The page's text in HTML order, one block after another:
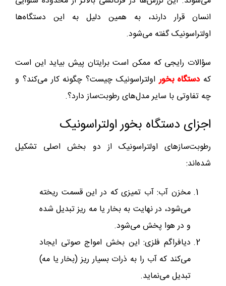
انسان قرار دارند، به همین دلیل به این دستگاه‌ها
اولتراسونیک گفته می‌شود.
سؤالات رایجی که ممکن است برایتان پیش بیاید این است
کهدستگاه بخوراولتراسونیک چیست؟ چگونه کار می‌کند؟ و
چه تفاوتی با سایر مدل‌های رطوبت‌ساز دارد؟.
اجزای دستگاه بخور اولتراسونیک
رطوبت‌سازهای اولتراسونیک از دو بخش اصلی تشکیل
شده‌اند:
مخزن آب: آب تمیزی که در این قسمت ریخته
می‌شود، در نهایت به بخار یا مه ریز تبدیل شده
و در هوا پخش می‌شود.
دیافراگم فلزی: این بخش امواج صوتی ایجاد
می‌کند که آب را به ذرات بسیار ریز (بخار یا مه)
تبدیل می‌نماید.